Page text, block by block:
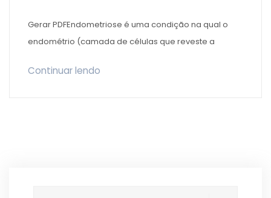
Gerar PDFEndometriose é uma condição na qual o
endométrio (camada de células que reveste a
Continuar lendo